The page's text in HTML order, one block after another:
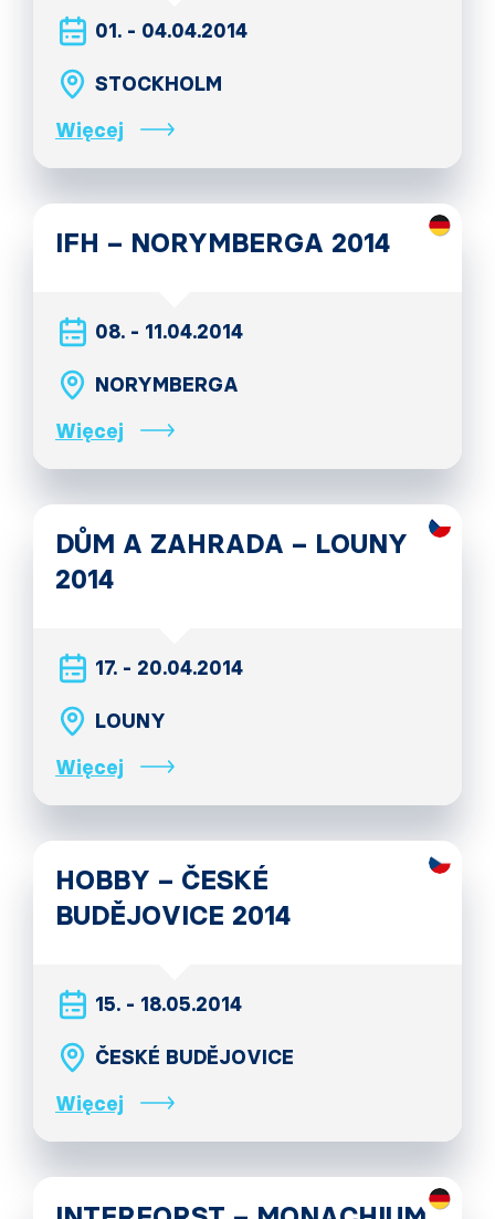
01. - 04.04.2014
STOCKHOLM
Więcej
IFH – NORYMBERGA 2014
08. - 11.04.2014
NORYMBERGA
Więcej
DŮM A ZAHRADA – LOUNY
2014
17. - 20.04.2014
LOUNY
Więcej
HOBBY – ČESKÉ
BUDĚJOVICE 2014
15. - 18.05.2014
ČESKÉ BUDĚJOVICE
Więcej